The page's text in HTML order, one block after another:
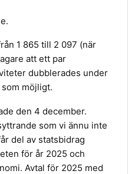
1 865 till 2 097 (när
att ett par
dubblerades under
möjligt.
den 4 december.
som vi ännu inte
del av statsbidrag
för år 2025 och
Avtal för 2025 med